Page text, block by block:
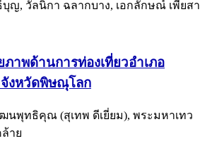
ญ, วัลนิกา ฉลากบาง, เอกลักษณ์ เพียสา
ภาพด้านการท่องเที่ยวอำเภอ
จังหวัดพิษณุโลก
นพุทธิคุณ (สุเทพ ดีเยี่ยม), พระมหาเทว
าย